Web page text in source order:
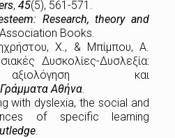
, 45(5), 561-571.
Research, theory and
Books.
Χ., & Μπίμπου, Α.
Δυσκολίες-Δυσλεξία:
αξιολόγηση και
Γράμματα Αθήνα.
with dyslexia, the social and
of specific learning
.